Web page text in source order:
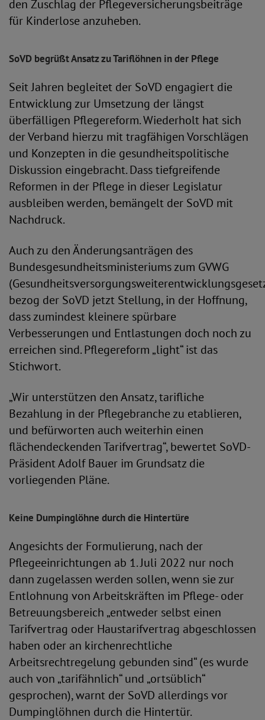
den Zuschlag der Pflegeversicherungsbeiträge
für Kinderlose anzuheben.
SoVD begrüßt Ansatz zu Tariflöhnen in der Pflege
Seit Jahren begleitet der SoVD engagiert die
Entwicklung zur Umsetzung der längst
überfälligen Pflegereform. Wiederholt hat sich
der Verband hierzu mit tragfähigen Vorschlägen
und Konzepten in die gesundheitspolitische
Diskussion eingebracht. Dass tiefgreifende
Reformen in der Pflege in dieser Legislatur
ausbleiben werden, bemängelt der SoVD mit
Nachdruck.
Auch zu den Änderungsanträgen des
Bundesgesundheitsministeriums zum GVWG
bezog der SoVD jetzt Stellung, in der Hoffnung,
dass zumindest kleinere spürbare
Verbesserungen und Entlastungen doch noch zu
erreichen sind. Pflegereform „light“ ist das
Stichwort.
„Wir unterstützen den Ansatz, tarifliche
Bezahlung in der Pflegebranche zu etablieren,
und befürworten auch weiterhin einen
flächendeckenden Tarifvertrag“, bewertet SoVD-
Präsident Adolf Bauer im Grundsatz die
vorliegenden Pläne.
Keine Dumpinglöhne durch die Hintertüre
Angesichts der Formulierung, nach der
Pflegeeinrichtungen ab 1. Juli 2022 nur noch
dann zugelassen werden sollen, wenn sie zur
Entlohnung von Arbeitskräften im Pflege- oder
Betreuungsbereich „entweder selbst einen
Tarifvertrag oder Haustarifvertrag abgeschlossen
haben oder an kirchenrechtliche
Arbeitsrechtregelung gebunden sind“ (es wurde
auch von „tarifähnlich“ und „ortsüblich“
gesprochen), warnt der SoVD allerdings vor
Dumpinglöhnen durch die Hintertür.